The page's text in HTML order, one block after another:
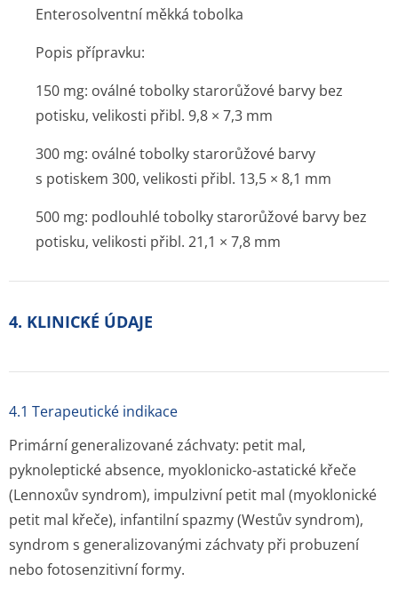
Enterosolventní měkká tobolka
Popis přípravku:
150 mg: oválné tobolky starorůžové barvy bez
potisku, velikosti přibl. 9,8 × 7,3 mm
300 mg: oválné tobolky starorůžové barvy
s potiskem 300, velikosti přibl. 13,5 × 8,1 mm
500 mg: podlouhlé tobolky starorůžové barvy bez
potisku, velikosti přibl. 21,1 × 7,8 mm
4. KLINICKÉ ÚDAJE
4.1 Terapeutické indikace
Primární generalizované záchvaty: petit mal,
pyknoleptické absence, myoklonicko-astatické křeče
(Lennoxův syndrom), impulzivní petit mal (myoklonické
petit mal křeče), infantilní spazmy (Westův syndrom),
syndrom s generalizovanými záchvaty při probuzení
nebo fotosenzitivní for­my.